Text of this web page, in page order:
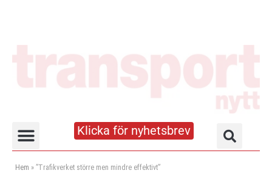
Klicka för nyhetsbrev
Hem » ”Trafikverket större men mindre effektivt”